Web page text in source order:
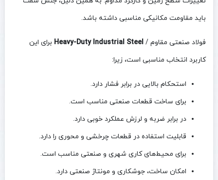
باید مقاومت مکانیکی مناسبی داشته باشد.
فولاد صنعتی مقاوم / Heavy-Duty Industrial Steel برای این
کاربرد انتخاب مناسبی است، زیرا:
استحکام بالایی در برابر فشار دارد.
برای ساخت قطعات صنعتی مناسب است.
در برابر ضربه و لرزش عملکرد خوبی دارد.
قابلیت استفاده در قطعات چرخشی و محوری را دارد.
برای محیط‌های کاری شهری و صنعتی مناسب است.
امکان ساخت، جوشکاری و مونتاژ صنعتی دارد.